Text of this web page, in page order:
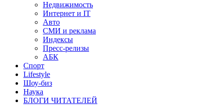
Недвижимость
Интернет и IT
Авто
СМИ и реклама
Индексы
Пресс-релизы
АБК
Спорт
Lifestyle
Шоу-биз
Наука
БЛОГИ ЧИТАТЕЛЕЙ